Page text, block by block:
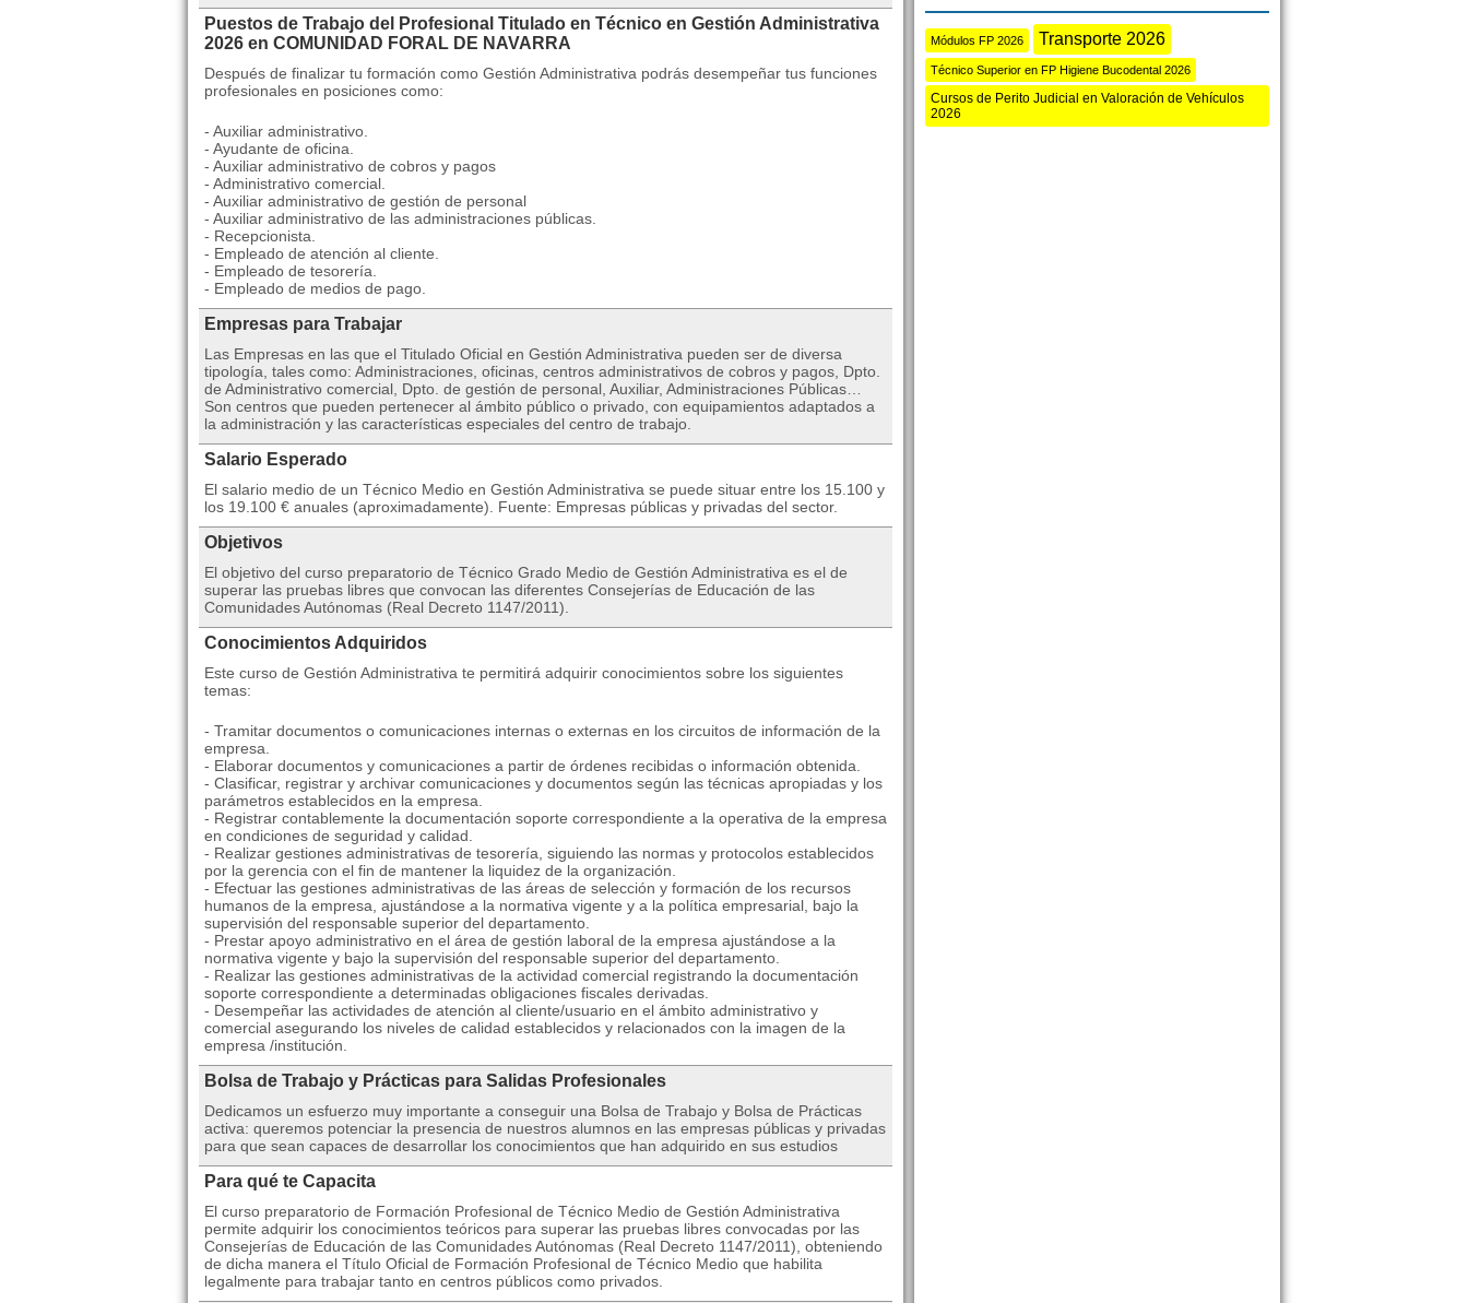
Puestos de Trabajo del Profesional Titulado en Técnico en Gestión Administrativa
2026 en COMUNIDAD FORAL DE NAVARRA
Después de finalizar tu formación como Gestión Administrativa podrás desempeñar tus funciones
profesionales en posiciones como:
- Auxiliar administrativo.
- Ayudante de oficina.
- Auxiliar administrativo de cobros y pagos
- Administrativo comercial.
- Auxiliar administrativo de gestión de personal
- Auxiliar administrativo de las administraciones públicas.
- Recepcionista.
- Empleado de atención al cliente.
- Empleado de tesorería.
- Empleado de medios de pago.
Empresas para Trabajar
Las Empresas en las que el Titulado Oficial en Gestión Administrativa pueden ser de diversa
tipología, tales como: Administraciones, oficinas, centros administrativos de cobros y pagos, Dpto.
de Administrativo comercial, Dpto. de gestión de personal, Auxiliar, Administraciones Públicas…
Son centros que pueden pertenecer al ámbito público o privado, con equipamientos adaptados a
la administración y las características especiales del centro de trabajo.
Salario Esperado
El salario medio de un Técnico Medio en Gestión Administrativa se puede situar entre los 15.100 y
los 19.100 € anuales (aproximadamente). Fuente: Empresas públicas y privadas del sector.
Objetivos
El objetivo del curso preparatorio de Técnico Grado Medio de Gestión Administrativa es el de
superar las pruebas libres que convocan las diferentes Consejerías de Educación de las
Comunidades Autónomas (Real Decreto 1147/2011).
Conocimientos Adquiridos
Este curso de Gestión Administrativa te permitirá adquirir conocimientos sobre los siguientes
temas:
- Tramitar documentos o comunicaciones internas o externas en los circuitos de información de la
empresa.
- Elaborar documentos y comunicaciones a partir de órdenes recibidas o información obtenida.
- Clasificar, registrar y archivar comunicaciones y documentos según las técnicas apropiadas y los
parámetros establecidos en la empresa.
- Registrar contablemente la documentación soporte correspondiente a la operativa de la empresa
en condiciones de seguridad y calidad.
- Realizar gestiones administrativas de tesorería, siguiendo las normas y protocolos establecidos
por la gerencia con el fin de mantener la liquidez de la organización.
- Efectuar las gestiones administrativas de las áreas de selección y formación de los recursos
humanos de la empresa, ajustándose a la normativa vigente y a la política empresarial, bajo la
supervisión del responsable superior del departamento.
- Prestar apoyo administrativo en el área de gestión laboral de la empresa ajustándose a la
normativa vigente y bajo la supervisión del responsable superior del departamento.
- Realizar las gestiones administrativas de la actividad comercial registrando la documentación
soporte correspondiente a determinadas obligaciones fiscales derivadas.
- Desempeñar las actividades de atención al cliente/usuario en el ámbito administrativo y
comercial asegurando los niveles de calidad establecidos y relacionados con la imagen de la
empresa /institución.
Bolsa de Trabajo y Prácticas para Salidas Profesionales
Dedicamos un esfuerzo muy importante a conseguir una Bolsa de Trabajo y Bolsa de Prácticas
activa: queremos potenciar la presencia de nuestros alumnos en las empresas públicas y privadas
para que sean capaces de desarrollar los conocimientos que han adquirido en sus estudios
Para qué te Capacita
El curso preparatorio de Formación Profesional de Técnico Medio de Gestión Administrativa
permite adquirir los conocimientos teóricos para superar las pruebas libres convocadas por las
Consejerías de Educación de las Comunidades Autónomas (Real Decreto 1147/2011), obteniendo
de dicha manera el Título Oficial de Formación Profesional de Técnico Medio que habilita
legalmente para trabajar tanto en centros públicos como privados.
Módulos FP 2026 Transporte 2026
Técnico Superior en FP Higiene Bucodental 2026
Cursos de Perito Judicial en Valoración de Vehículos
2026